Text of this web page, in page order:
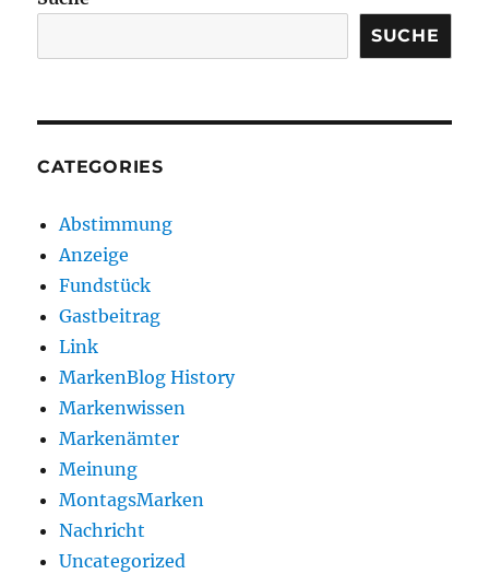
SUCHE
CATEGORIES
Abstimmung
Anzeige
Fundstück
Gastbeitrag
Link
MarkenBlog History
Markenwissen
Markenämter
Meinung
MontagsMarken
Nachricht
Uncategorized